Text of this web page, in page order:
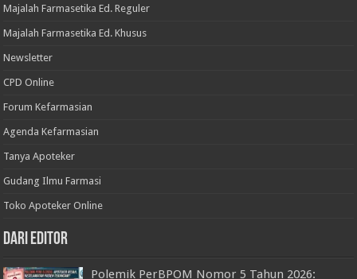
Majalah Farmasetika Ed. Reguler
Majalah Farmasetika Ed. Khusus
Newsletter
CPD Online
Forum Kefarmasian
Agenda Kefarmasian
Tanya Apoteker
Gudang Ilmu Farmasi
Toko Apoteker Online
Dari Editor
Polemik PerBPOM Nomor 5 Tahun 2026: